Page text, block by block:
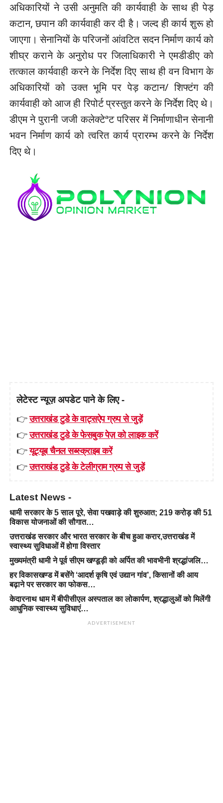
अधिकारियों ने उसी अनुमति की कार्यवाही के साथ ही पेड़
कटान, छपान की कार्यवाही कर दी है। जल्द ही कार्य शुरू हो
जाएगा। सेनानियों के परिजनों आंवटित सदन निर्माण कार्य को
शीघ्र कराने के अनुरोध पर जिलाधिकारी ने एमडीडीए को
तत्काल कार्यवाही करने के निर्देश दिए साथ ही वन विभाग के
अधिकारियों को उक्त भूमि पर पेड़ कटान/ शिफ्टंग की
कार्यवाही को आज ही रिपोर्ट प्रस्तुत करने के निर्देश दिए थे।
डीएम ने पुरानी जजी कलेक्टेªट परिसर में निर्माणाधीन सेनानी
भवन निर्माण कार्य को त्वरित कार्य प्रारम्भ करने के निर्देश
दिए थे।
लेटेस्ट न्यूज़ अपडेट पाने के लिए -
👉उत्तराखंड टुडे के वाट्सऐप ग्रुप से जुड़ें
👉उत्तराखंड टुडे के फेसबुक पेज़ को लाइक करें
👉यूट्यूब चैनल सब्स्क्राइब करें
👉उत्तराखंड टुडे के टेलीग्राम ग्रुप से जुड़ें
Latest News -
धामी सरकार के 5 साल पूरे, सेवा पखवाड़े की शुरुआत; 219 करोड़ की 51
विकास योजनाओं की सौगात…
उत्तराखंड सरकार और भारत सरकार के बीच हुआ करार,उत्तराखंड में
स्वास्थ्य सुविधाओं में होगा विस्तार
मुख्यमंत्री धामी ने पूर्व सीएम खण्डूड़ी को अर्पित की भावभीनी श्रद्धांजलि…
हर विकासखण्ड में बसेंगे ‘आदर्श कृषि एवं उद्यान गांव’, किसानों की आय
बढ़ाने पर सरकार का फोकस…
केदारनाथ धाम में बीपीसीएल अस्पताल का लोकार्पण, श्रद्धालुओं को मिलेंगी
आधुनिक स्वास्थ्य सुविधाएं…
ADVERTISEMENT